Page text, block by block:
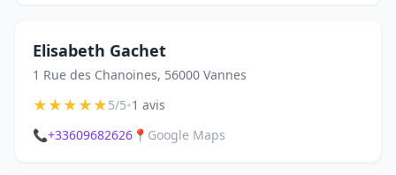
Elisabeth Gachet
1 Rue des Chanoines, 56000 Vannes
★★★★★5/5•1 avis
📞+33609682626 📍 Google Maps